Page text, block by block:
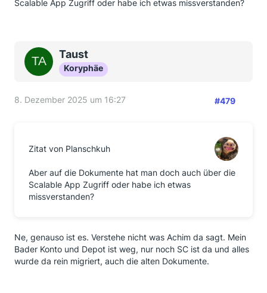
Scalable App Zugriff oder habe ich etwas missverstanden?
Taust
Koryphäe
8. Dezember 2025 um 16:27 #479
Zitat von Planschkuh
Aber auf die Dokumente hat man doch auch über die
Scalable App Zugriff oder habe ich etwas
missverstanden?
Ne, genauso ist es. Verstehe nicht was Achim da sagt. Mein
Bader Konto und Depot ist weg, nur noch SC ist da und alles
wurde da rein migriert, auch die alten Dokumente.